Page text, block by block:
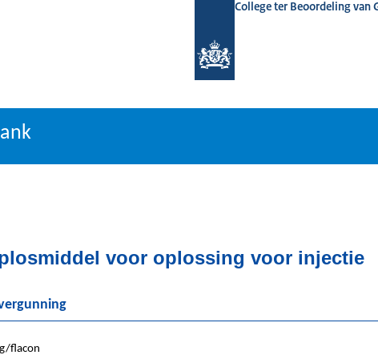
College ter Beoordeling van
voor oplossing voor injectie
flacon